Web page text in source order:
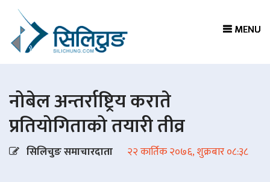
MENU
MENU
MENU
MENU
नोबेल अन्तर्राष्ट्रिय कराते
प्रतियोगिताको तयारी तीव्र
सिलिचुङ समाचारदाता २२ कार्तिक २०७६, शुक्रबार ०८:३८